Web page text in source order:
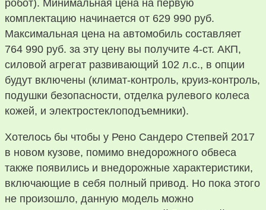
робот). Минимальная цена на первую
комплектацию начинается от 629 990 руб.
Максимальная цена на автомобиль составляет
764 990 руб. за эту цену вы получите 4-ст. АКП,
силовой агрегат развивающий 102 л.с., в опции
будут включены (климат-контроль, круиз-контроль,
подушки безопасности, отделка рулевого колеса
кожей, и электростеклоподъемники).
Хотелось бы чтобы у Рено Сандеро Степвей 2017
в новом кузове, помимо внедорожного обвеса
также появились и внедорожные характеристики,
включающие в себя полный привод. Но пока этого
не произошло, данную модель можно